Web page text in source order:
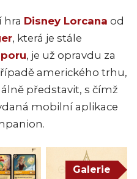
hra Disney Lorcana od
, která je stále
, je už opravdu za
amerického trhu,
představit, s čímž
mobilní aplikace
Galerie